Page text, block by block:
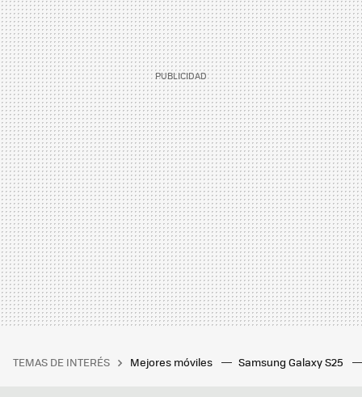
TEMAS DE INTERÉS Mejores móviles Samsung Galaxy S25